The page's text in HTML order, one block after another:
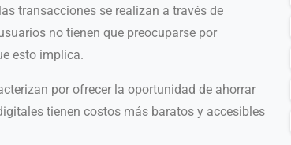
transacciones se realizan a través de
no tienen que preocuparse por
esto implica.
por ofrecer la oportunidad de ahorrar
tienen costos más baratos y accesibles